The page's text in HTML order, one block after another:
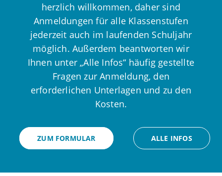
herzlich willkommen, daher sind
Anmeldungen für alle Klassenstufen
jederzeit auch im laufenden Schuljahr
möglich. Außerdem beantworten wir
Ihnen unter „Alle Infos“ häufig gestellte
Fragen zur Anmeldung, den
erforderlichen Unterlagen und zu den
Kosten.
ZUM FORMULAR ALLE INFOS